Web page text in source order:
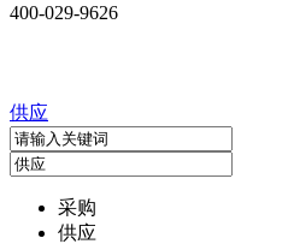
400-029-9626
供应
采购
供应